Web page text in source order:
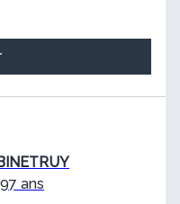
ans